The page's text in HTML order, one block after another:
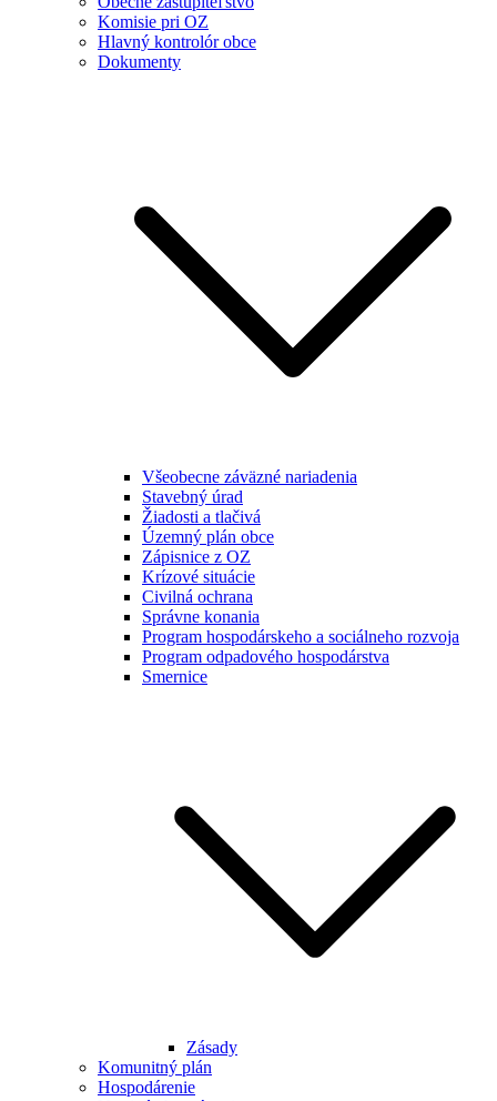
Komisie pri OZ
Hlavný kontrolór obce
Dokumenty
Všeobecne záväzné nariadenia
Stavebný úrad
Žiadosti a tlačivá
Územný plán obce
Zápisnice z OZ
Krízové situácie
Civilná ochrana
Správne konania
Program hospodárskeho a sociálneho rozvoja
Program odpadového hospodárstva
Smernice
Zásady
Komunitný plán
Hospodárenie